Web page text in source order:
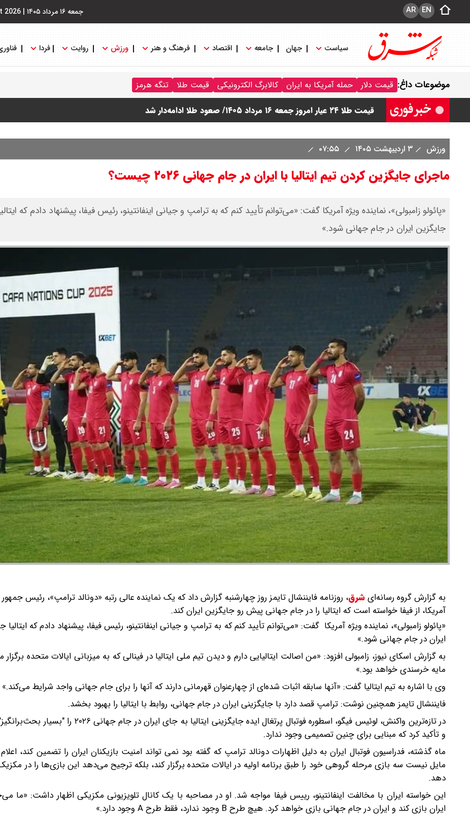
جمعه ۱۶ مرداد ۱۴۰۵ |
2026 EN
AR
سیاست جهان جامعه اقتصاد فرهنگ و هنر ورزش روایت فردا
موضوعات داغ: قیمت دلار حمله آمریکا به ایران کالابرگ الکترونیکی قیمت طلا تنگه هرمز
قیمت دینار عراق امروز جمعه ۱۶ مرداد ۱۴۰۵ اعلام شد + جدول
قیمت سکه امامی امروز جمعه ۱۶ مرداد ۱۴۰۵ اعلام شد/ کاهش قیمت سکه
قیمت طلا ۲۴ عیار امروز جمعه ۱۶ مرداد ۱۴۰۵/ صعود طلا ادامه‌دار شد
ورزش
۳ اردیبهشت ۱۴۰۵
ماجرای جایگزین کردن تیم ایتالیا با ایران در جام جهانی ۲۰۲۶ چیست؟
«پائولو زامبولی»، نماینده ویژه آمریکا گفت: «می‌توانم تأیید کنم که به ترامپ و جیانی اینفانتینو، رئیس فیفا، پیشنهاد دادم که
جایگزین ایران در جام جهانی شود.»
به گزارش گروه رسانه‌ایشرق، روزنامه فایننشال تایمز روز چهارشنبه گزارش داد که یک نماینده عالی رتبه «دونالد ترامپ»، رئیس جمهور
آمریکا، از فیفا خواسته است که ایتالیا را در جام جهانی پیش رو جایگزین ایران کند.
«پائولو زامبولی»، نماینده ویژه آمریکا گفت: «می‌توانم تأیید کنم که به ترامپ و جیانی اینفانتینو، رئیس فیفا، پیشنهاد دادم که ایتالیا
ایران در جام جهانی شود.»
به گزارش اسکای نیوز، زامبولی افزود: «من اصالت ایتالیایی دارم و دیدن تیم ملی ایتالیا در فینالی که به میزبانی ایالات متحده
مایه خرسندی خواهد بود.»
وی با اشاره به تیم ایتالیا گفت: «آنها سابقه اثبات شده‌ای از چهارعنوان قهرمانی دارند که آنها را برای جام جهانی واجد شرایط می‌کند.»
فایننشال تایمز همچنین نوشت: ترامپ قصد دارد با جایگزینی ایران در جام جهانی، روابط با ایتالیا را بهبود بخشد.
در تازه‌ترین واکنش، لوئیس فیگو، اسطوره فوتبال پرتغال ایده جایگزینی ایتالیا به جای ایران در جام
و تأکید کرد که مبنایی برای چنین تصمیمی وجود ندارد.
ماه گذشته، فدراسیون فوتبال ایران به دلیل اظهارات دونالد ترامپ که گفته بود نمی تواند امنیت بازیکنان ایران را تضمین کند،
مایل نیست سه بازی مرحله گروهی خود را طبق برنامه اولیه در ایالات متحده برگزار کند، بلکه ترجیح می‌دهد این بازی‌ها را در
دهد.
این خواسته ایران با مخالفت اینفانتینو، رییس فیفا مواجه شد. او در مصاحبه با یک کانال تلویزیونی مکزیکی اظهار داشت: «ما
ایران بازی کند و ایران در جام جهانی بازی خواهد کرد. هیچ طرح B وجود ندارد، فقط طرح A وجود دارد.»